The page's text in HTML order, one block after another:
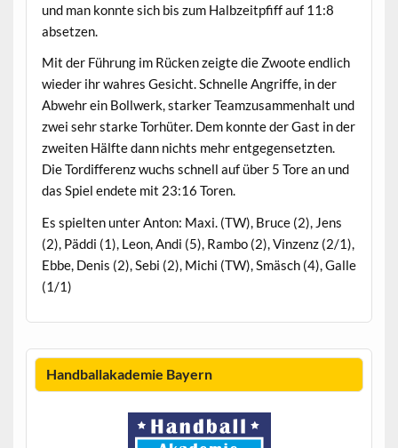
und man konnte sich bis zum Halbzeitpfiff auf 11:8
absetzen.
Mit der Führung im Rücken zeigte die Zwoote endlich
wieder ihr wahres Gesicht. Schnelle Angriffe, in der
Abwehr ein Bollwerk, starker Teamzusammenhalt und
zwei sehr starke Torhüter. Dem konnte der Gast in der
zweiten Hälfte dann nichts mehr entgegensetzten.
Die Tordifferenz wuchs schnell auf über 5 Tore an und
das Spiel endete mit 23:16 Toren.
Es spielten unter Anton: Maxi. (TW), Bruce (2), Jens
(2), Päddi (1), Leon, Andi (5), Rambo (2), Vinzenz (2/1),
Ebbe, Denis (2), Sebi (2), Michi (TW), Smäsch (4), Galle
(1/1)
Handballakademie Bayern